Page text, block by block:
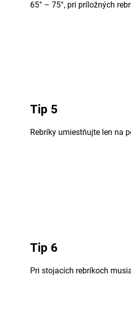
65° – 75°, pri príložných
Tip 5
Rebríky umiestňujte len na
Tip 6
Pri stojacích rebríkoch